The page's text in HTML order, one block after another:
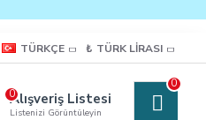
TÜRKÇE ₺ TÜRK LIRASI
Alışveriş Listesi
Listenizi Görüntüleyin
0
0